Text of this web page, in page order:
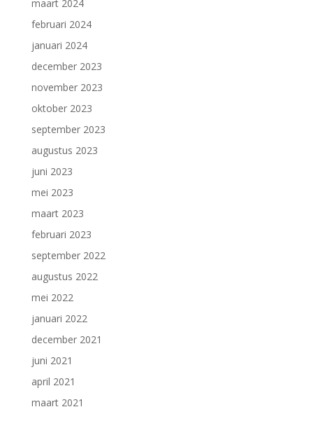
maart 2024
februari 2024
januari 2024
december 2023
november 2023
oktober 2023
september 2023
augustus 2023
juni 2023
mei 2023
maart 2023
februari 2023
september 2022
augustus 2022
mei 2022
januari 2022
december 2021
juni 2021
april 2021
maart 2021